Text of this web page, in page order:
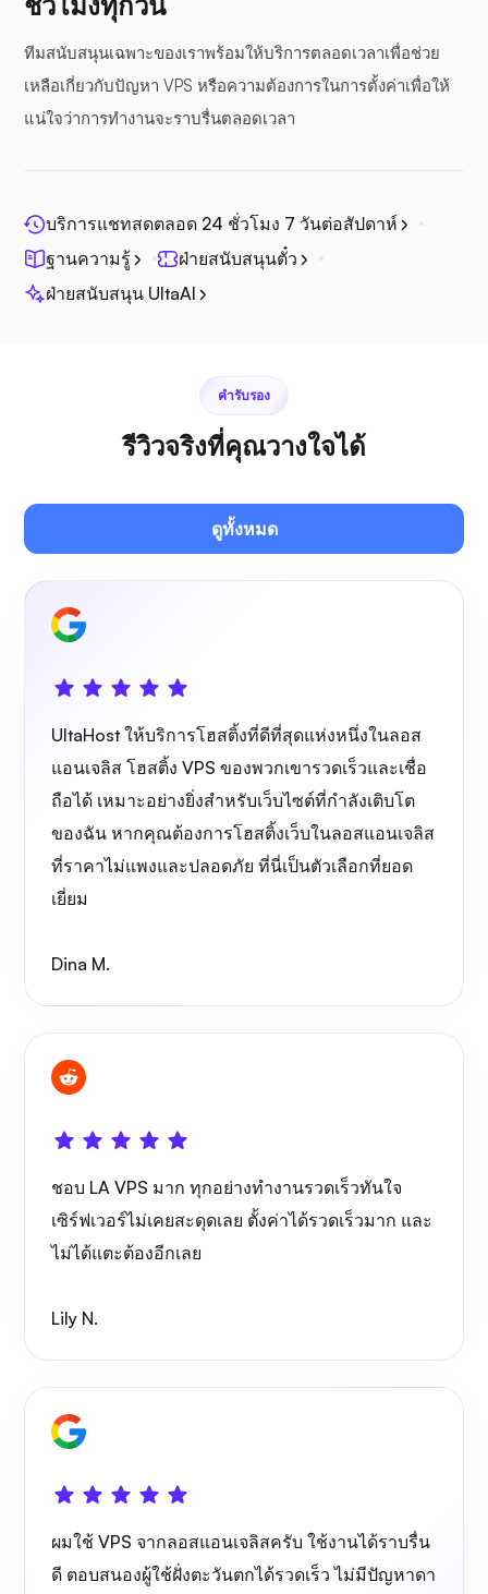
โฟโตปริซึม
เพล็กซ์
ไวร์การ์ด
เอกซเรย์
เพลย์ทูป
กราฟาน่า
ทีมสนับสนุนเฉพาะของเราพร้อมให้บริการตลอดเวลาเพื่อช่วย
เหลือเกี่ยวกับปัญหา VPS หรือความต้องการในการตั้งค่าเพื่อให้
แน่ใจว่าการทำงานจะราบรื่นตลอดเวลา
บริการแชทสดตลอด 24 ชั่วโมง 7 วันต่อสัปดาห์
ฐานความรู้
ฝ่ายสนับสนุนตั๋ว
ฝ่ายสนับสนุน UltaAI
คำรับรอง
รีวิวจริงที่คุณวางใจได้
ดูทั้งหมด
UltaHost ให้บริการโฮสติ้งที่ดีที่สุดแห่งหนึ่งในลอส
แอนเจลิส โฮสติ้ง VPS ของพวกเขารวดเร็วและเชื่อ
ถือได้ เหมาะอย่างยิ่งสำหรับเว็บไซต์ที่กำลังเติบโต
ของฉัน หากคุณต้องการโฮสติ้งเว็บในลอสแอนเจลิส
ที่ราคาไม่แพงและปลอดภัย ที่นี่เป็นตัวเลือกที่ยอด
เยี่ยม
Dina M.
ชอบ LA VPS มาก ทุกอย่างทำงานรวดเร็วทันใจ
เซิร์ฟเวอร์ไม่เคยสะดุดเลย ตั้งค่าได้รวดเร็วมาก และ
ไม่ได้แตะต้องอีกเลย
Lily N.
ผมใช้ VPS จากลอสแอนเจลิสครับ ใช้งานได้ราบรื่น
ดี ตอบสนองผู้ใช้ฝั่งตะวันตกได้รวดเร็ว ไม่มีปัญหาดา